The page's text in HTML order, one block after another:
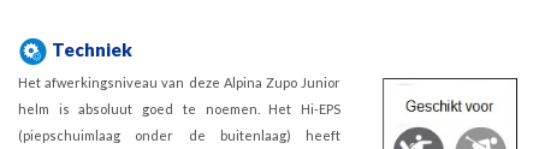
Techniek
Het afwerkingsniveau van deze Alpina Zupo Junior
helm is absoluut goed te noemen. Het Hi-EPS
(piepschuimlaag onder de buitenlaag) heeft